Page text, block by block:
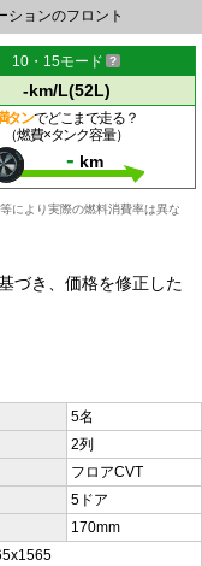
ションのフロント
10・15モード
-km/L(52L)
タンでどこまで走る？
（燃費×タンク容量）
- km
により実際の燃料消費率は異な
づき、価格を修正した
5名
2列
フロアCVT
5ドア
170mm